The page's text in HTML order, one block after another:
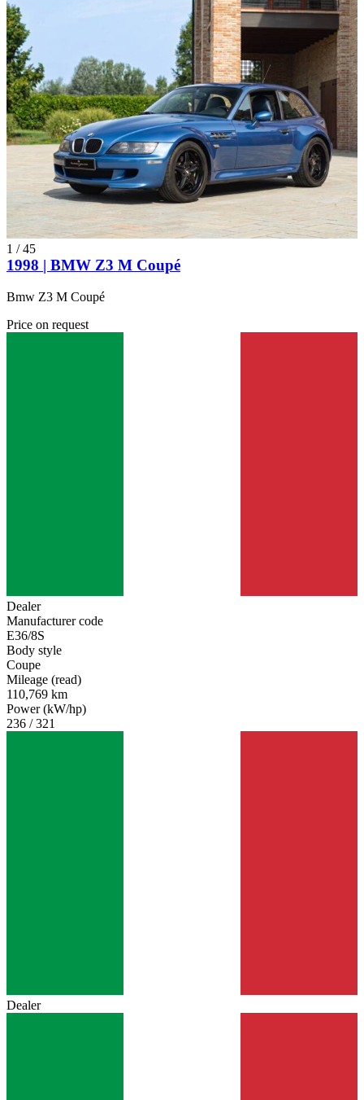
1 /45
1998 | BMW Z3 M Coupé
Bmw Z3 M Coupé
Price on request
Dealer
Manufacturer code
E36/8S
Body style
Coupe
Mileage (read)
110,769 km
Power (kW/hp)
236 / 321
Dealer